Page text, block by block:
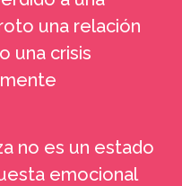
una relación
una crisis
no es un estado
emocional